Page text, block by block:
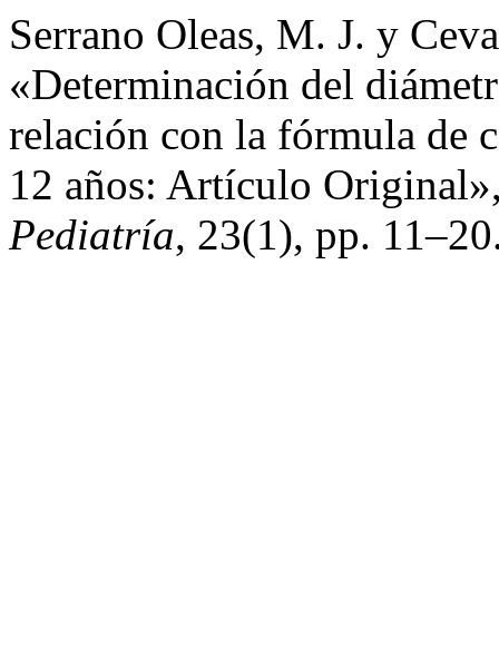
Serrano Oleas, M. J. y
«Determinación del
relación con la fórmula de
12 años: Artículo
Pediatría, 23(1), pp.